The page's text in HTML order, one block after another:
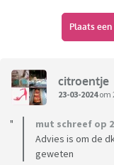
verkoudhridsvirus
gehaald en hebben
klem aangeraden.
hoeft niet meer
hebben uitgeroeid.
In wel parallel
vaccineren?
Plaats
citroentje
23-03-2024om
mut schreef op
Advies is om de
geweten